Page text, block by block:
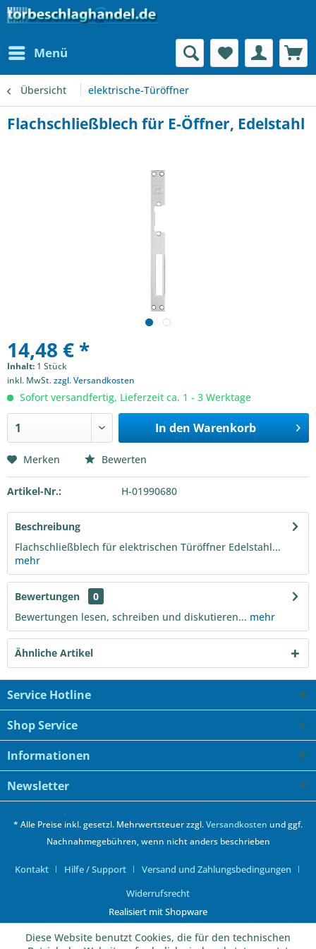
Menü
Übersicht elektrische-Türöffner
Flachschließblech für E-Öffner, Edelstahl
14,48 € *
Inhalt: 1 Stück
inkl. MwSt.zzgl. Versandkosten
Sofort versandfertig, Lieferzeit ca. 1 - 3 Werktage
In den Warenkorb
Merken Bewerten
Artikel-Nr.: H-01990680
Beschreibung
Flachschließblech für elektrischen Türöffner Edelstahl...
mehr
Bewertungen
0
Bewertungen lesen, schreiben und diskutieren... mehr
Ähnliche Artikel
Service Hotline
Shop Service
Informationen
Newsletter
* Alle Preise inkl. gesetzl. Mehrwertsteuer zzgl.Versandkosten und ggf.
Nachnahmegebühren, wenn nicht anders beschrieben
Kontakt Hilfe / Support
Versand und Zahlungsbedingungen
Widerrufsrecht
Realisiert mit Shopware
Diese Website benutzt Cookies, die für den technischen